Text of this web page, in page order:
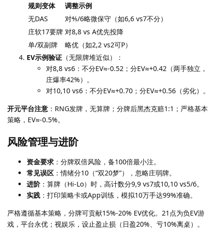
规则变体
调整示例
无DAS
对⅘/6略微保守（如6,6 vs7不分）
庄软17要牌 对8,8 vs A优先投降
单/双副牌
略优（如2,2 vs2可P）
EV示例验证 （无限牌堆近似）：
对8,8 vs6：不分EV≈-0.52；分EV≈+0.42（两手独立，
庄爆率42%）。
对10,10 vs6：不分EV≈+0.70；分EV≈+0.56（劣化）。
开元平台注意 ：RNG发牌，无算牌；分牌后黑杰克赔1:1；严格基本
策略，EV≈-0.5%。
风险管理与进阶
资金要求 ：分牌双倍风险，备100倍最小注。
常见误区 ：情绪分10（“双20梦”），忽略庄弱牌。
进阶 ：算牌（Hi-Lo）时，高计数分9,9 vs7或10,10 vs5/6。
实践 ：打印策略卡或App训练，模拟10万手达99%准确。
严格遵循基本策略，分牌可贡献15%-20% EV优化。21点为负EV游
戏，平台永优；视娱乐，设止盈止损（日盈20%、亏10%离桌）。